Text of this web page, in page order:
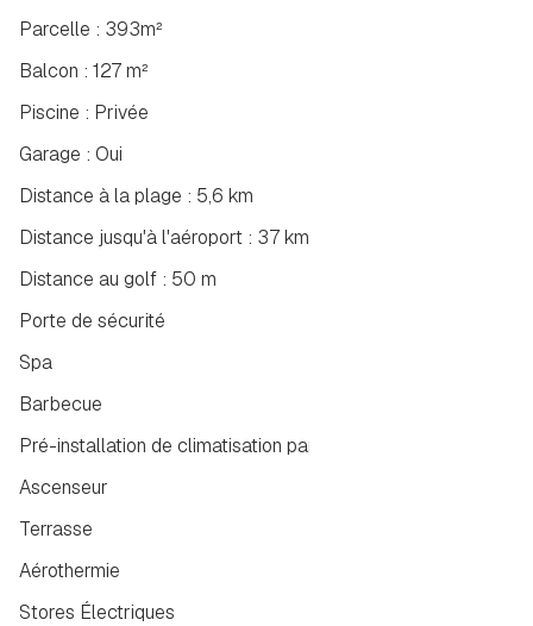
Parcelle : 393m²
Balcon : 127 m²
Piscine : Privée
Garage : Oui
Distance à la plage : 5,6 km
Distance jusqu'à l'aéroport : 37 km
Distance au golf : 50 m
Porte de sécurité
Spa
Barbecue
Pré-installation de climatisation par conduits
Ascenseur
Terrasse
Aérothermie
Stores Électriques